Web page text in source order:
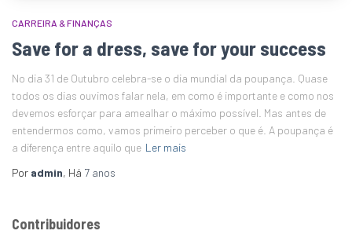
CARREIRA & FINANÇAS
Save for a dress, save for your success
No dia 31 de Outubro celebra-se o dia mundial da poupança. Quase
todos os dias ouvimos falar nela, em como é importante e como nos
devemos esforçar para amealhar o máximo possível. Mas antes de
entendermos como, vamos primeiro perceber o que é. A poupança é
a diferença entre aquilo que Ler mais
Por admin, Há 7 anos
Contribuidores